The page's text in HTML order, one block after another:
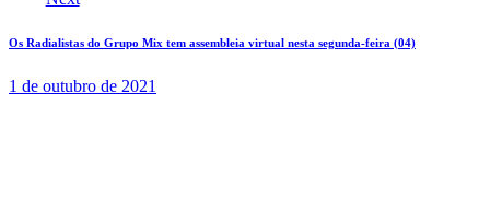
Os Radialistas do Grupo Mix tem assembleia virtual nesta segunda-feira (04)
1 de outubro de 2021